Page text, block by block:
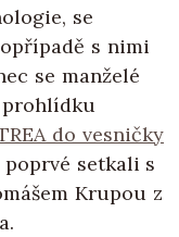
se
s nimi
se manželé
do vesničky
poprvé setkali s
Krupou z